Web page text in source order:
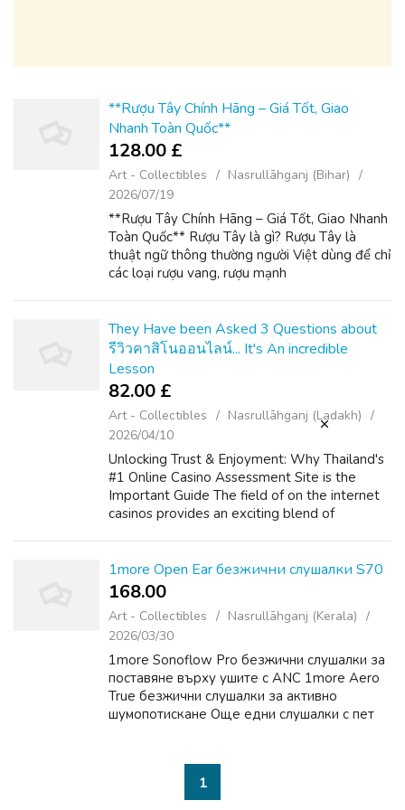
**Rượu Tây Chính Hãng – Giá Tốt, Giao
Nhanh Toàn Quốc**
128.00 £
Art - Collectibles
Nasrullāhganj (Bihar)
2026/07/19
**Rượu Tây Chính Hãng – Giá Tốt, Giao Nhanh
Toàn Quốc** Rượu Tây là gì? Rượu Tây là
thuật ngữ thông thường người Việt dùng để chỉ
các loại rượu vang, rượu mạnh
They Have been Asked 3 Questions about
รีวิวคาสิโนออนไลน์... It's An incredible
Lesson
82.00 £
Art - Collectibles
Nasrullāhganj (Ladakh)
2026/04/10
Unlocking Trust & Enjoyment: Why Thailand's
#1 Online Casino Assessment Site is the
Important Guide The field of on the internet
casinos provides an exciting blend of
1more Open Ear безжични слушалки S70
168.00 ₹
Art - Collectibles
Nasrullāhganj (Kerala)
2026/03/30
1more Sonoflow Pro безжични слушалки за
поставяне върху ушите с ANC 1more Aero
True безжични слушалки за активно
шумопотискане Още едни слушалки с пет
ушите с ANC
1